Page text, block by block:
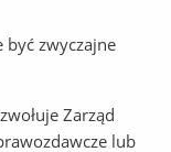
być zwyczajne
Zarząd
lub